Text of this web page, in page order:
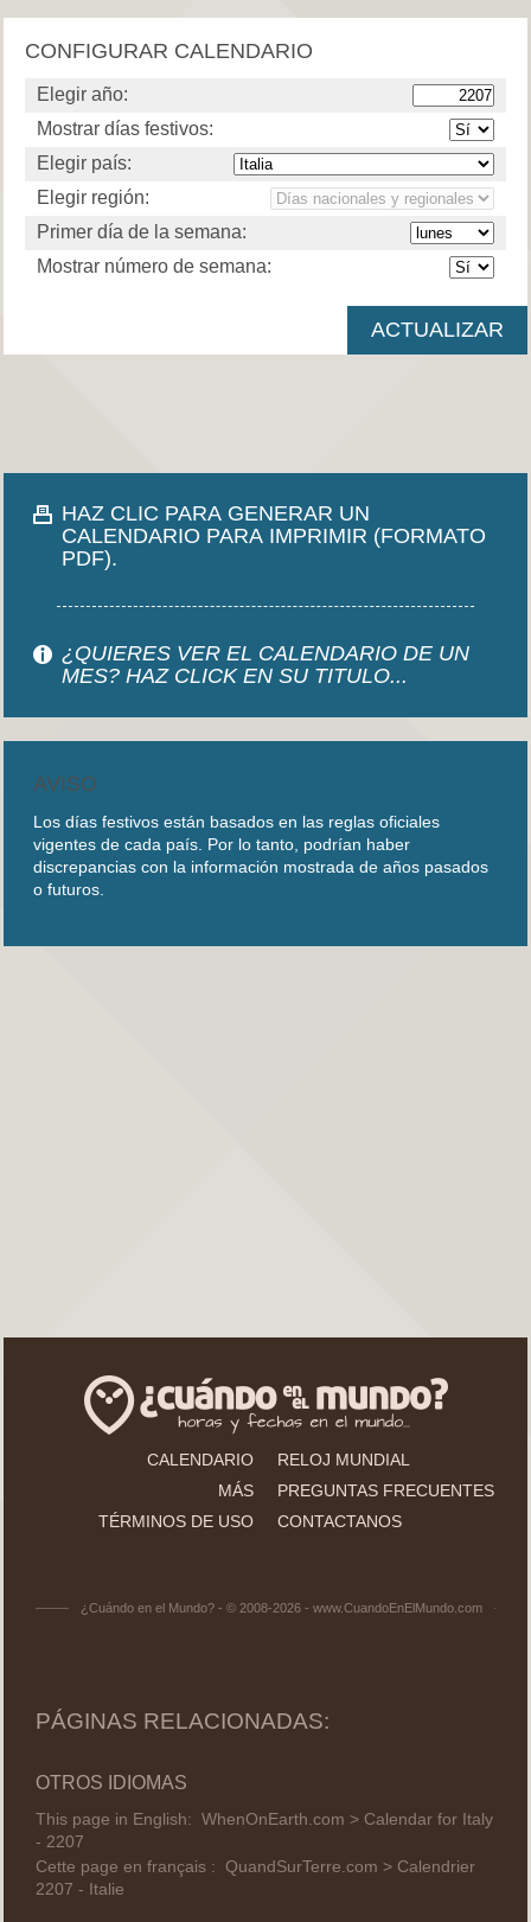
CONFIGURAR CALENDARIO
Elegir año:
Mostrar días festivos:
Elegir país:
Elegir región:
Primer día de la semana:
Mostrar número de semana:
HAZ CLIC PARA GENERAR UN
CALENDARIO PARA IMPRIMIR (FORMATO
PDF).
¿QUIERES VER EL CALENDARIO DE UN
MES? HAZ CLICK EN SU TITULO...
AVISO
Los días festivos están basados en las reglas oficiales
vigentes de cada país. Por lo tanto, podrían haber
discrepancias con la información mostrada de años pasados
o futuros.
CALENDARIO
RELOJ MUNDIAL
MÁS
PREGUNTAS FRECUENTES
TÉRMINOS DE USO
CONTACTANOS
¿Cuándo en el Mundo? - © 2008-2026 - www.CuandoEnElMundo.com
PÁGINAS RELACIONADAS:
OTROS IDIOMAS
This page in English: WhenOnEarth.com > Calendar for Italy
- 2207
Cette page en français : QuandSurTerre.com > Calendrier
2207 - Italie